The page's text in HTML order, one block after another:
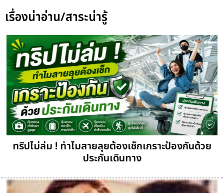
เรื่องน่าอ่าน/สาระน่ารู้
ทริปไม่ล่ม ! ทำไมสายลุยต้องเช็กเกราะป้องกันด้วย
ประกันเดินทาง